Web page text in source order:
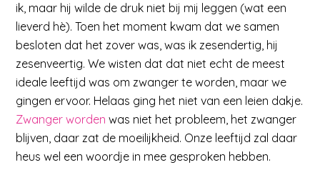
ik, maar hij wilde de druk niet bij mij leggen (wat een
lieverd hè). Toen het moment kwam dat we samen
besloten dat het zover was, was ik zesendertig, hij
zesenveertig. We wisten dat dat niet echt de meest
ideale leeftijd was om zwanger te worden, maar we
gingen ervoor. Helaas ging het niet van een leien dakje.
Zwanger worden was niet het probleem, het zwanger
blijven, daar zat de moeilijkheid. Onze leeftijd zal daar
heus wel een woordje in mee gesproken hebben.